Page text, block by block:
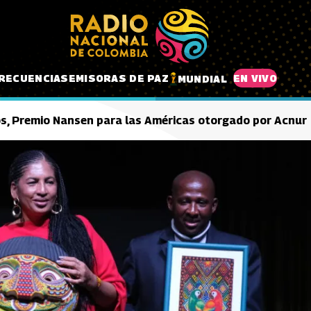
EMISORAS DE PAZ MUNDIAL EN VIVO
Premio Nansen para las Américas otorgado por Acnur